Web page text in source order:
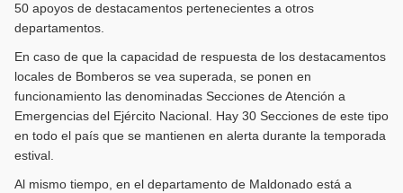
50 apoyos de destacamentos pertenecientes a otros
departamentos.
En caso de que la capacidad de respuesta de los destacamentos
locales de Bomberos se vea superada, se ponen en
funcionamiento las denominadas Secciones de Atención a
Emergencias del Ejército Nacional. Hay 30 Secciones de este tipo
en todo el país que se mantienen en alerta durante la temporada
estival.
Al mismo tiempo, en el departamento de Maldonado está a